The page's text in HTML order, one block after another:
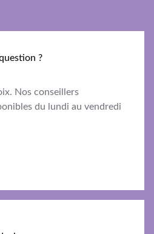
?
Nos conseillers
du lundi au vendredi